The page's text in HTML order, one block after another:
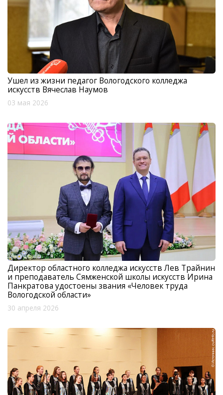
Ушел из жизни педагог Вологодского колледжа
искусств Вячеслав Наумов
03 мая 2026
Директор областного колледжа искусств Лев Трайнин
и преподаватель Сямженской школы искусств Ирина
Панкратова удостоены звания «Человек труда
Вологодской области»
30 апреля 2026